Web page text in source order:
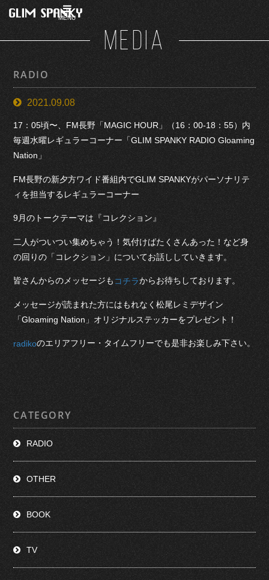
MENU
MEDIA
RADIO
2021.09.08
17：05頃〜、FM長野「MAGIC HOUR」（16：00-18：55）内
毎週水曜レギュラーコーナー「GLIM SPANKY RADIO Gloaming
Nation」
FM長野の新夕方ワイド番組内でGLIM SPANKYがパーソナリテ
ィを担当するレギュラーコーナー
9月のトークテーマは『コレクション』
二人がついつい集めちゃう！気付けばたくさんあった！など身
の回りの「コレクション」についてお話ししていきます。
皆さんからのメッセージも コチラからお待ちしております。
メッセージが読まれた方にはもれなく松尾レミデザイン
「Gloaming Nation」オリジナルステッカーをプレゼント！
radikoのエリアフリー・タイムフリーでも是非お楽しみ下さい。
CATEGORY
RADIO
OTHER
BOOK
TV